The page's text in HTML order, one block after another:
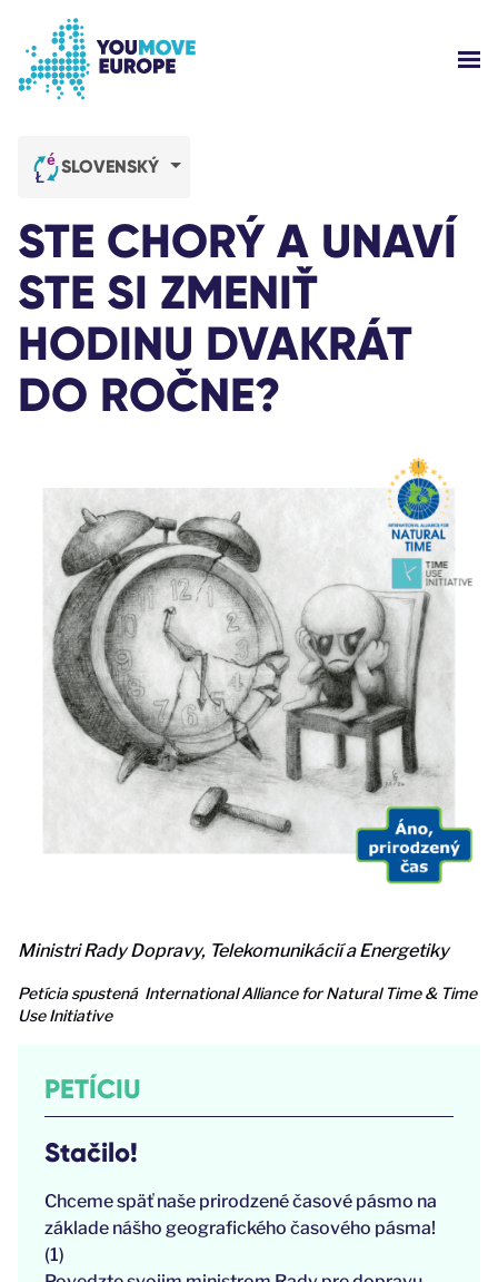
LOG-IN
HELP
SLOVENSKÝ
STE CHORÝ A UNAVÍ
STE SI ZMENIŤ
HODINU DVAKRÁT
DO ROČNE?
Ministri Rady Dopravy, Telekomunikácií a Energetiky
Petícia spustená International Alliance for Natural Time & Time
Use Initiative
PETÍCIU
Stačilo!
Chceme späť naše prirodzené časové pásmo na
základe nášho geografického časového pásma!
(1)